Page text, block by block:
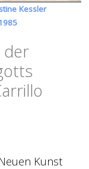
Kessler
der
Kunst